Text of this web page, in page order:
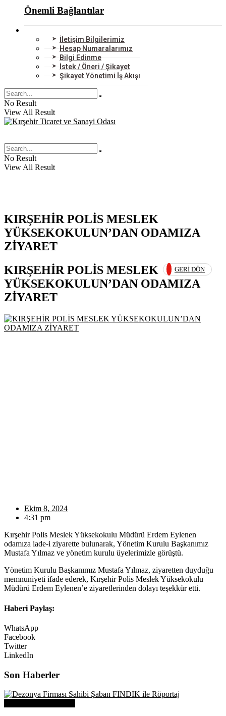
Önemli Bağlantılar
İletişim Bilgilerimiz
Hesap Numaralarımız
Bilgi Edinme
İstek / Öneri / Şikayet
Şikayet Yönetimi İş Akışı
No Result
View All Result
No Result
View All Result
KIRŞEHİR POLİS MESLEK
YÜKSEKOKULUN’DAN ODAMIZA
ZİYARET
GERI DÖN
KIRŞEHİR POLİS MESLEK
YÜKSEKOKULUN’DAN ODAMIZA
ZİYARET
Ekim 8, 2024
4:31 pm
Kırşehir Polis Meslek Yüksekokulu Müdürü Erdem Eylenen
odamıza iade-i ziyarette bulunarak, Yönetim Kurulu Başkanımız
Mustafa Yılmaz ve yönetim kurulu üyelerimizle görüştü.
Yönetim Kurulu Başkanımız Mustafa Yılmaz, ziyaretten duyduğu
memnuniyeti ifade ederek, Kırşehir Polis Meslek Yüksekokulu
Müdürü Erdem Eylenen’e ziyaretlerinden dolayı teşekkür etti.
Haberi Paylaş:
WhatsApp
Facebook
Twitter
LinkedIn
Son Haberler